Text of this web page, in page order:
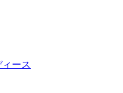
ィース